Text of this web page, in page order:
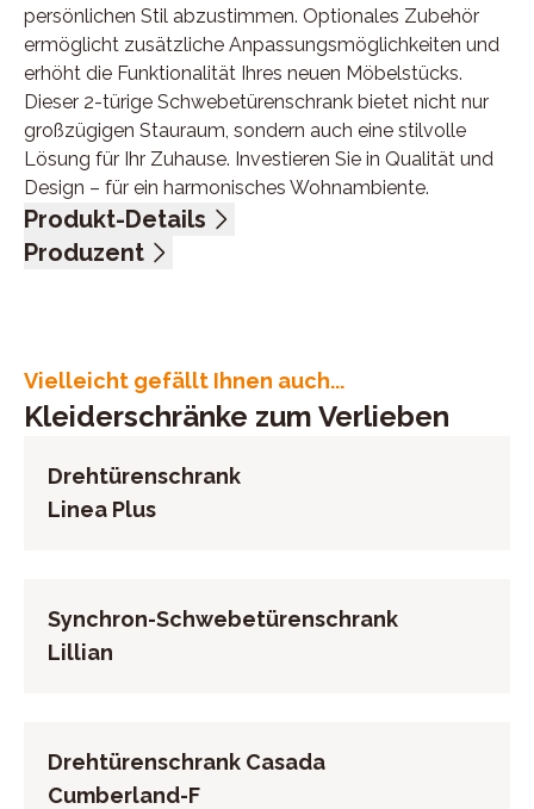
persönlichen Stil abzustimmen. Optionales Zubehör
ermöglicht zusätzliche Anpassungsmöglichkeiten und
erhöht die Funktionalität Ihres neuen Möbelstücks.
Dieser 2-türige Schwebetürenschrank bietet nicht nur
großzügigen Stauraum, sondern auch eine stilvolle
Lösung für Ihr Zuhause. Investieren Sie in Qualität und
Design – für ein harmonisches Wohnambiente.
Produkt-Details
Front alpinweiß und Weissglas, Korpus alpinweiß,
Produzent
E-Mail-Adresse: info@rauchmoebel.de
UID (Umsatzsteuer-Identifikationsnummer): DE
811172957
Vielleicht gefällt Ihnen auch...
Kleiderschränke zum Verlieben
Drehtürenschrank
Linea Plus
Synchron-Schwebetürenschrank
Lillian
Drehtürenschrank Casada
Cumberland-F